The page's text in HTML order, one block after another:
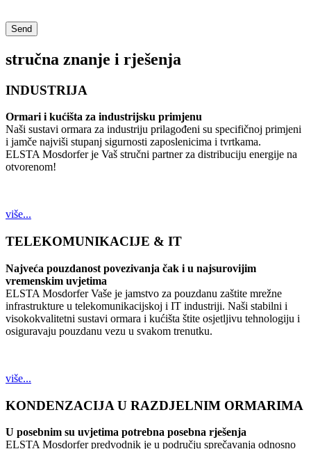
stručna znanje i rješenja
INDUSTRIJA
Ormari i kućišta za industrijsku primjenu
Naši sustavi ormara za industriju prilagođeni su specifičnoj primjeni
i jamče najviši stupanj sigurnosti zaposlenicima i tvrtkama.
ELSTA Mosdorfer je Vaš stručni partner za distribuciju energije na
otvorenom!
više...
TELEKOMUNIKACIJE & IT
Najveća pouzdanost povezivanja čak i u najsurovijim
vremenskim uvjetima
ELSTA Mosdorfer Vaše je jamstvo za pouzdanu zaštite mrežne
infrastrukture u telekomunikacijskoj i IT industriji. Naši stabilni i
visokokvalitetni sustavi ormara i kućišta štite osjetljivu tehnologiju i
osiguravaju pouzdanu vezu u svakom trenutku.
više...
KONDENZACIJA U RAZDJELNIM ORMARIMA
U posebnim su uvjetima potrebna posebna rješenja
ELSTA Mosdorfer predvodnik je u području sprečavanja odnosno